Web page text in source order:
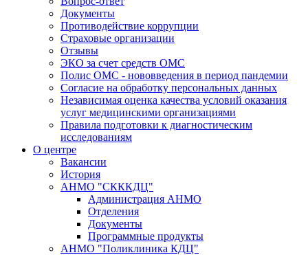
Документы
Противодействие коррупции
Страховые организации
Отзывы
ЭКО за счет средств ОМС
Полис ОМС - нововведения в период пандемии
Согласие на обработку персональных данных
Независимая оценка качества условий оказания
услуг медицинскими организациями
Правила подготовки к диагностическим
исследованиям
О центре
Вакансии
История
АНМО "СКККДЦ"
Администрация АНМО
Отделения
Документы
Программные продукты
АНМО "Поликлиника КДЦ"